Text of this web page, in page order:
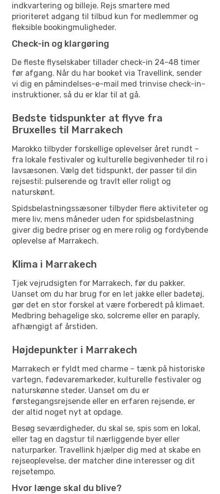
indkvartering og billeje. Rejs smartere med
prioriteret adgang til tilbud kun for medlemmer og
fleksible bookingmuligheder.
Check-in og klargøring
De fleste flyselskaber tillader check-in 24-48 timer
før afgang. Når du har booket via Travellink, sender
vi dig en påmindelses-e-mail med trinvise check-in-
instruktioner, så du er klar til at gå.
Bedste tidspunkter at flyve fra
Bruxelles til Marrakech
Marokko tilbyder forskellige oplevelser året rundt –
fra lokale festivaler og kulturelle begivenheder til ro i
lavsæsonen. Vælg det tidspunkt, der passer til din
rejsestil: pulserende og travlt eller roligt og
naturskønt.
Spidsbelastningssæsoner tilbyder flere aktiviteter og
mere liv, mens måneder uden for spidsbelastning
giver dig bedre priser og en mere rolig og fordybende
oplevelse af Marrakech.
Klima i Marrakech
Tjek vejrudsigten for Marrakech, før du pakker.
Uanset om du har brug for en let jakke eller badetøj,
gør det en stor forskel at være forberedt på klimaet.
Medbring behagelige sko, solcreme eller en paraply,
afhængigt af årstiden.
Højdepunkter i Marrakech
Marrakech er fyldt med charme – tænk på historiske
vartegn, fødevaremarkeder, kulturelle festivaler og
naturskønne steder. Uanset om du er
førstegangsrejsende eller en erfaren rejsende, er
der altid noget nyt at opdage.
Besøg seværdigheder, du skal se, spis som en lokal,
eller tag en dagstur til nærliggende byer eller
naturparker. Travellink hjælper dig med at skabe en
rejseoplevelse, der matcher dine interesser og dit
rejsetempo.
Hvor længe skal du blive?